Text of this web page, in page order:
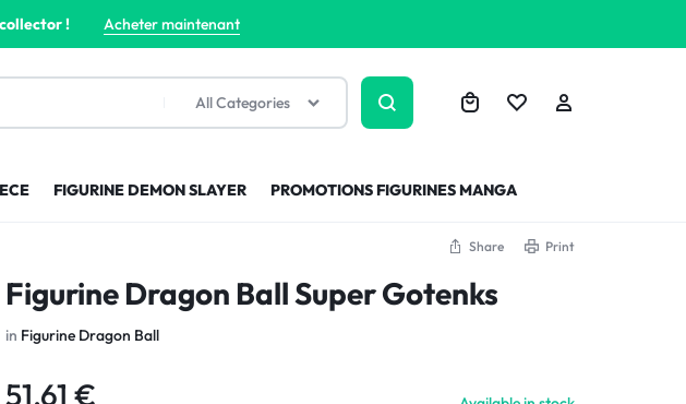
! Acheter maintenant
All Categories
FIGURINE DEMON SLAYER PROMOTIONS FIGURINES MANGA
Share Print
Figurine Dragon Ball Super Gotenks
in Figurine Dragon Ball
51,61€